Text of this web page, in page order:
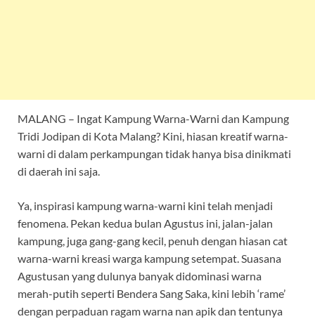
MALANG – Ingat Kampung Warna-Warni dan Kampung
Tridi Jodipan di Kota Malang? Kini, hiasan kreatif warna-
warni di dalam perkampungan tidak hanya bisa dinikmati
di daerah ini saja.
Ya, inspirasi kampung warna-warni kini telah menjadi
fenomena. Pekan kedua bulan Agustus ini, jalan-jalan
kampung, juga gang-gang kecil, penuh dengan hiasan cat
warna-warni kreasi warga kampung setempat. Suasana
Agustusan yang dulunya banyak didominasi warna
merah-putih seperti Bendera Sang Saka, kini lebih ‘rame’
dengan perpaduan ragam warna nan apik dan tentunya